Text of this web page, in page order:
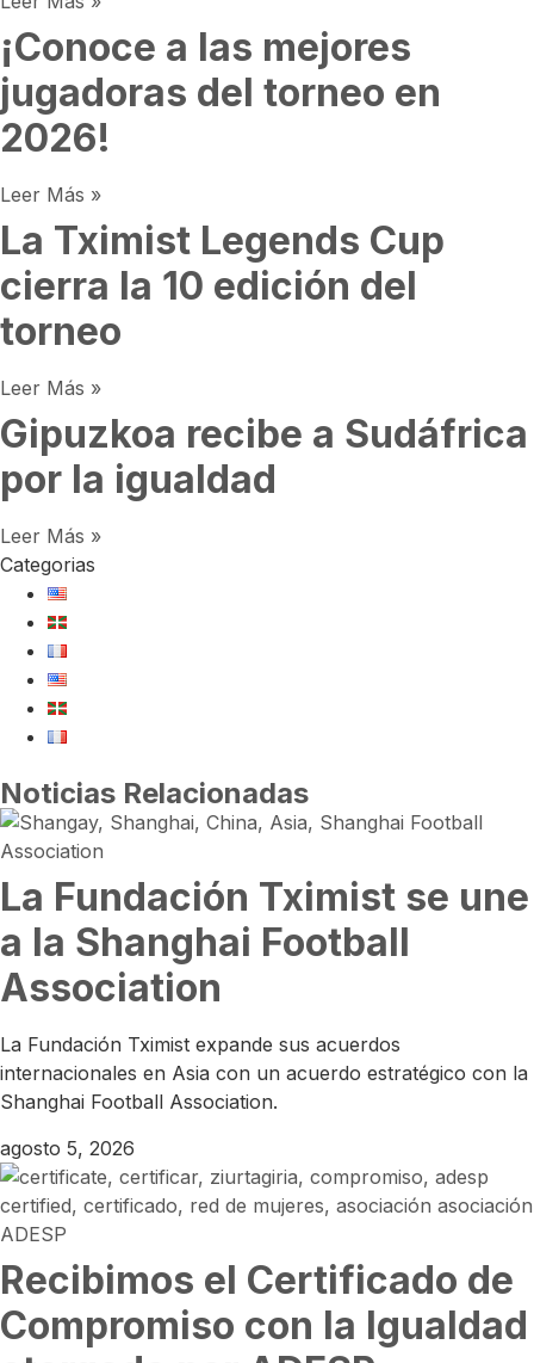
¡Conoce a las mejores
jugadoras del torneo en
2026!
Leer Más »
La Tximist Legends Cup
cierra la 10 edición del
torneo
Leer Más »
Gipuzkoa recibe a Sudáfrica
por la igualdad
Leer Más »
Categorias
Noticias Relacionadas
La Fundación Tximist se une
a la Shanghai Football
Association
La Fundación Tximist expande sus acuerdos
internacionales en Asia con un acuerdo estratégico con la
Shanghai Football Association.
agosto 5, 2026
Recibimos el Certificado de
Compromiso con la Igualdad